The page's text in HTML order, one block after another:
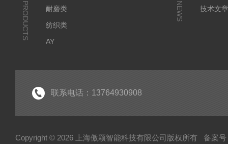
PRODUCTS
耐磨类
纺织类
AY
面罩完整性测试仪
个人防护类检测仪器
NEWS
技术文
联系电话：13764930908
Copyright © 2026 上海傲颖智能科技有限公司版权所有 备案号